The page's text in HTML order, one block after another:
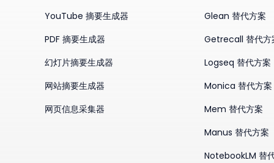
YouTube 摘要生成器
PDF 摘要生成器
幻灯片摘要生成器
网站摘要生成器
网页信息采集器
Glean 替代方案
Getrecall 替代方
Logseq 替代方案
Monica 替代方案
Mem 替代方案
Manus 替代方案
NotebookLM 替